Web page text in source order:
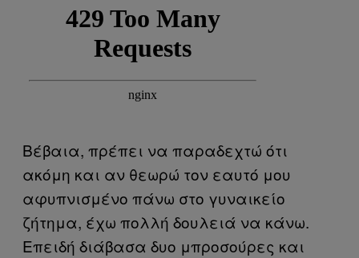
Βέβαια, πρέπει να παραδεχτώ ότι
ακόμη και αν θεωρώ τον εαυτό μου
αφυπνισμένο πάνω στο γυναικείο
ζήτημα, έχω πολλή δουλειά να κάνω.
Επειδή διάβασα δυο μπροσούρες και